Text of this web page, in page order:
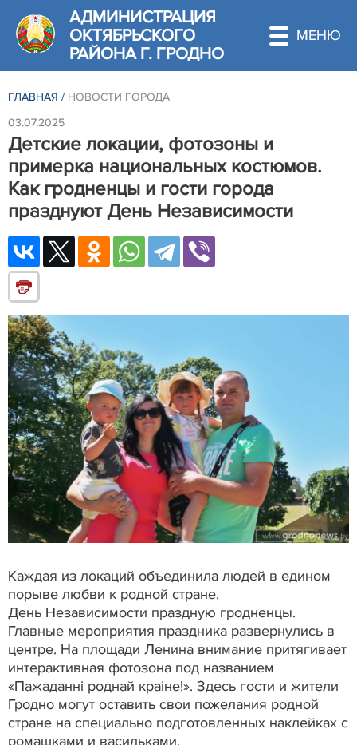
АДМИНИСТРАЦИЯ
ОКТЯБРЬСКОГО
РАЙОНА Г. ГРОДНО
ГЛАВНАЯ / НОВОСТИ ГОРОДА
03.07.2025
Детские локации, фотозоны и
примерка национальных костюмов.
Как гродненцы и гости города
празднуют День Независимости
Каждая из локаций объединила людей в едином
порыве любви к родной стране.
День Независимости праздную гродненцы.
Главные мероприятия праздника развернулись в
центре. На площади Ленина внимание притягивает
интерактивная фотозона под названием
«Пажаданні роднай краіне!». Здесь гости и жители
Гродно могут оставить свои пожелания родной
стране на специально подготовленных наклейках с
ромашками и васильками.